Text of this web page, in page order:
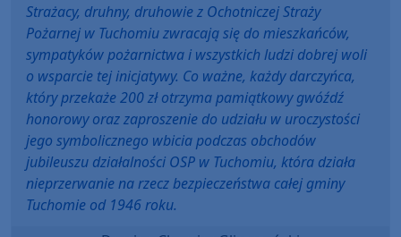
Strażacy, druhny, druhowie z Ochotniczej Straży
Pożarnej w Tuchomiu zwracają się do mieszkańców,
sympatyków pożarnictwa i wszystkich ludzi dobrej woli
o wsparcie tej inicjatywy. Co ważne, każdy darczyńca,
który przekaże 200 zł otrzyma pamiątkowy gwóźdź
honorowy oraz zaproszenie do udziału w uroczystości
jego symbolicznego wbicia podczas obchodów
jubileuszu działalności OSP w Tuchomiu, która działa
nieprzerwanie na rzecz bezpieczeństwa całej gminy
Tuchomie od 1946 roku.